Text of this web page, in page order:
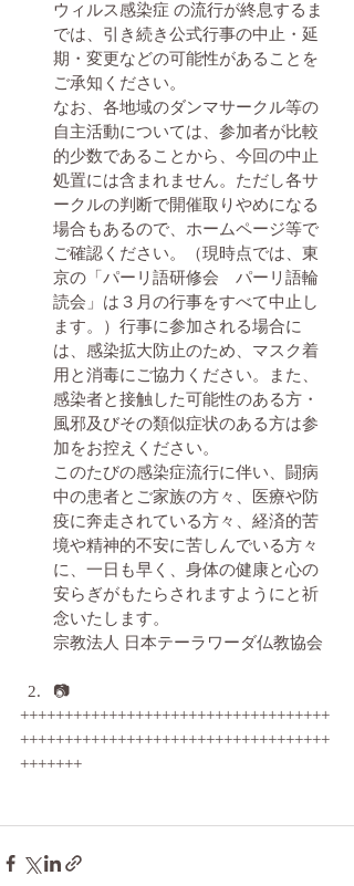
ウィルス感染症 の流行が終息するま
では、引き続き公式行事の中止・延
期・変更などの可能性があることを
ご承知ください。
なお、各地域のダンマサークル等の
自主活動については、参加者が比較
的少数であることから、今回の中止
処置には含まれません。ただし各サ
ークルの判断で開催取りやめになる
場合もあるので、ホームページ等で
ご確認ください。（現時点では、東
京の「パーリ語研修会　パーリ語輪
読会」は３月の行事をすべて中止し
ます。）行事に参加される場合に
は、感染拡大防止のため、マスク着
用と消毒にご協力ください。また、
感染者と接触した可能性のある方・
風邪及びその類似症状のある方は参
加をお控えください。
このたびの感染症流行に伴い、闘病
中の患者とご家族の方々、医療や防
疫に奔走されている方々、経済的苦
境や精神的不安に苦しんでいる方々
に、一日も早く、身体の健康と心の
安らぎがもたらされますようにと祈
念いたします。
宗教法人 日本テーラワーダ仏教協会
📷
+++++++++++++++++++++++++++++++++++
+++++++++++++++++++++++++++++++++++
+++++++